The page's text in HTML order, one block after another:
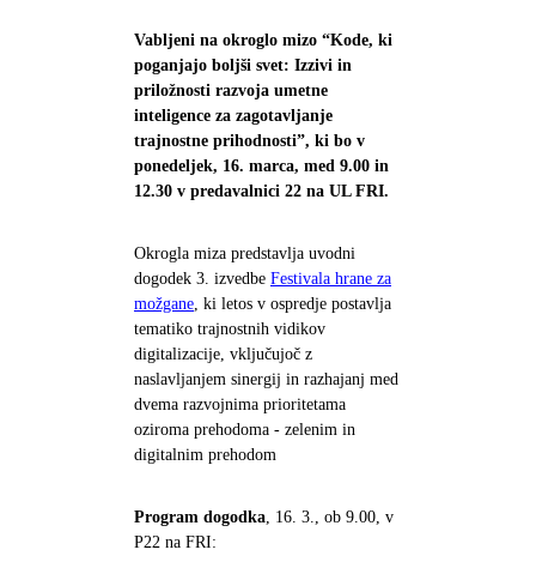
Vabljeni na okroglo mizo “Kode, ki
poganjajo boljši svet: Izzivi in
priložnosti razvoja umetne
inteligence za zagotavljanje
trajnostne prihodnosti”, ki bo v
ponedeljek, 16. marca, med 9.00 in
12.30 v predavalnici 22 na UL FRI.
Okrogla miza predstavlja uvodni
dogodek 3. izvedbe Festivala hrane za
možgane, ki letos v ospredje postavlja
tematiko trajnostnih vidikov
digitalizacije, vključujoč z
naslavljanjem sinergij in razhajanj med
dvema razvojnima prioritetama
oziroma prehodoma - zelenim in
digitalnim prehodom
Program dogodka, 16. 3., ob 9.00, v
P22 na FRI: